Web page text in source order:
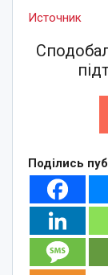
Источник
Поділись